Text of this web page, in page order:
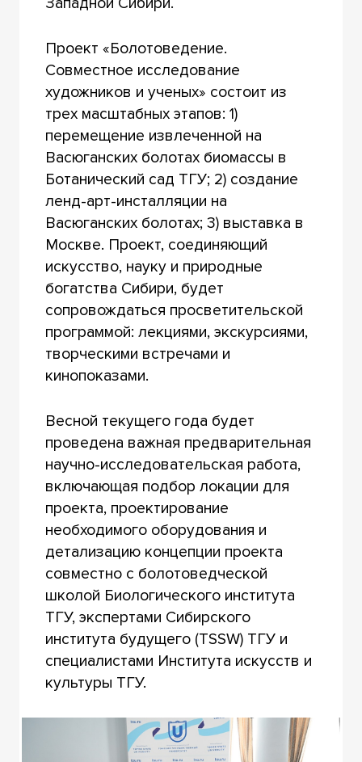
Проект «Болотоведение.
Совместное исследование
художников и ученых» состоит из
трех масштабных этапов: 1)
перемещение извлеченной на
Васюганских болотах биомассы в
Ботанический сад ТГУ; 2) создание
ленд-арт-инсталляции на
Васюганских болотах; 3) выставка в
Москве. Проект, соединяющий
искусство, науку и природные
богатства Сибири, будет
сопровождаться просветительской
программой: лекциями, экскурсиями,
творческими встречами и
кинопоказами.
Весной текущего года будет
проведена важная предварительная
научно-исследовательская работа,
включающая подбор локации для
проекта, проектирование
необходимого оборудования и
детализацию концепции проекта
совместно с болотоведческой
школой Биологического института
ТГУ, экспертами Сибирского
института будущего (TSSW) ТГУ и
специалистами Института искусств и
культуры ТГУ.